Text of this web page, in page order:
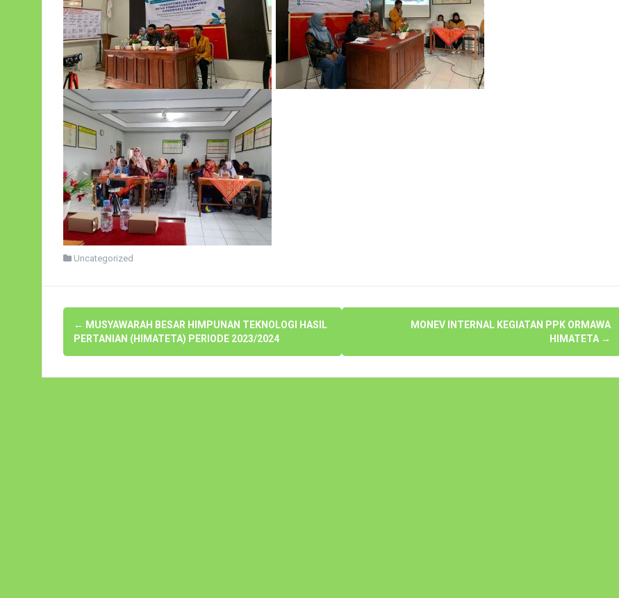
Uncategorized
Navigasi
pos
← MUSYAWARAH BESAR HIMPUNAN TEKNOLOGI HASIL
PERTANIAN (HIMATETA) PERIODE 2023/2024
MONEV INTERNAL KEGIATAN PPK ORMAWA
HIMATETA →